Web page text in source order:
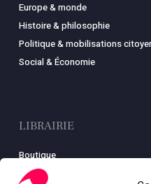
Europe & monde
Histoire & philosophie
Politique & mobilisations
Social & Économie
LIBRAIRIE
Boutique
Carte